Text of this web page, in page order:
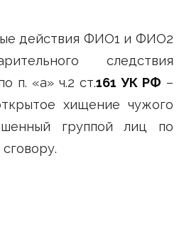
действия ФИО1 и ФИО2
следствия
п. «а» ч.2 ст.161 УК РФ –
хищение чужого
группой лиц по